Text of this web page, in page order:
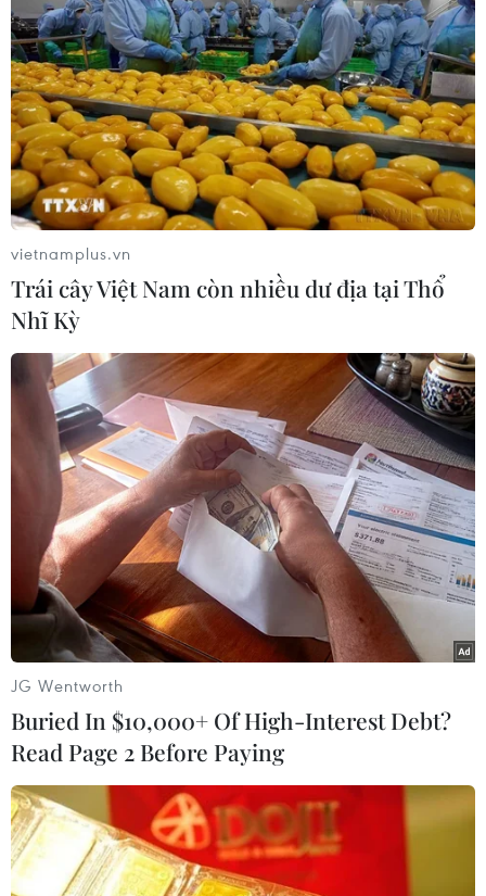
TIN LIÊN QUAN
Bỉ phát hiện virus cúm gia cầm H5N8 tại
vùng Tây Bắc
02/02/2017 03:43
Cơ quan liên bang về an toàn thực phẩm của Bỉ thông
báo tối 1/2 đã phát hiện virus cúm gia cầm H5N8 tại
một trang trại chăn nuôi gia đình ở tỉnh Lebbeke, phía
Đông Flanders, Tây Bắc nước Bỉ.
vietnamplus.vn
Trái cây Việt Nam còn nhiều dư địa tại Thổ
Nhĩ Kỳ
JG Wentworth
Buried In $10,000+ Of High-Interest Debt?
Read Page 2 Before Paying